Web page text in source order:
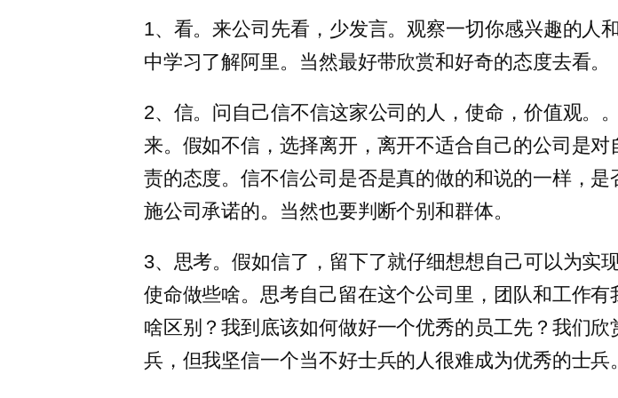
1、看。来公司先看，少发言。观察一切你感兴趣的人
中学习了解阿里。当然最好带欣赏和好奇的态度去看。
2、信。问自己信不信这家公司的人，使命，价值观。
来。假如不信，选择离开，离开不适合自己的公司是对
责的态度。信不信公司是否是真的做的和说的一样，是
施公司承诺的。当然也要判断个别和群体。
3、思考。假如信了，留下了就仔细想想自己可以为实
使命做些啥。思考自己留在这个公司里，团队和工作有
啥区别？我到底该如何做好一个优秀的员工先？我们欣
兵，但我坚信一个当不好士兵的人很难成为优秀的士兵。